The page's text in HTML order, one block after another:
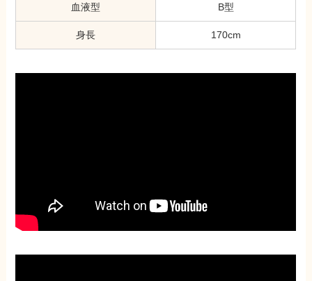
血液型 B型
身長 170cm